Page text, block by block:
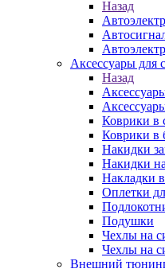
Назад
Аксессуары для
Назад
Коврики в
Коврики в
Накидки
Накидки
Накладки
Оплетки
Подушки
Чехлы на
Чехлы на
Внешний